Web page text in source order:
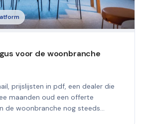
voor de woonbranche
prijslijsten in pdf, een dealer die
maanden oud een offerte
de woonbranche nog steeds